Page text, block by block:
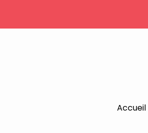
Accueil